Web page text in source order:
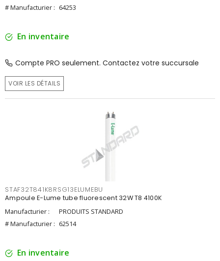
# Manufacturier : 64253
En inventaire
Compte PRO seulement. Contactez votre succursale
VOIR LES DÉTAILS
STAF32T841K8RSG13ELUMEBU
Ampoule E-Lume tube fluorescent 32W T8 4100K
Manufacturier :
PRODUITS STANDARD
# Manufacturier : 62514
En inventaire